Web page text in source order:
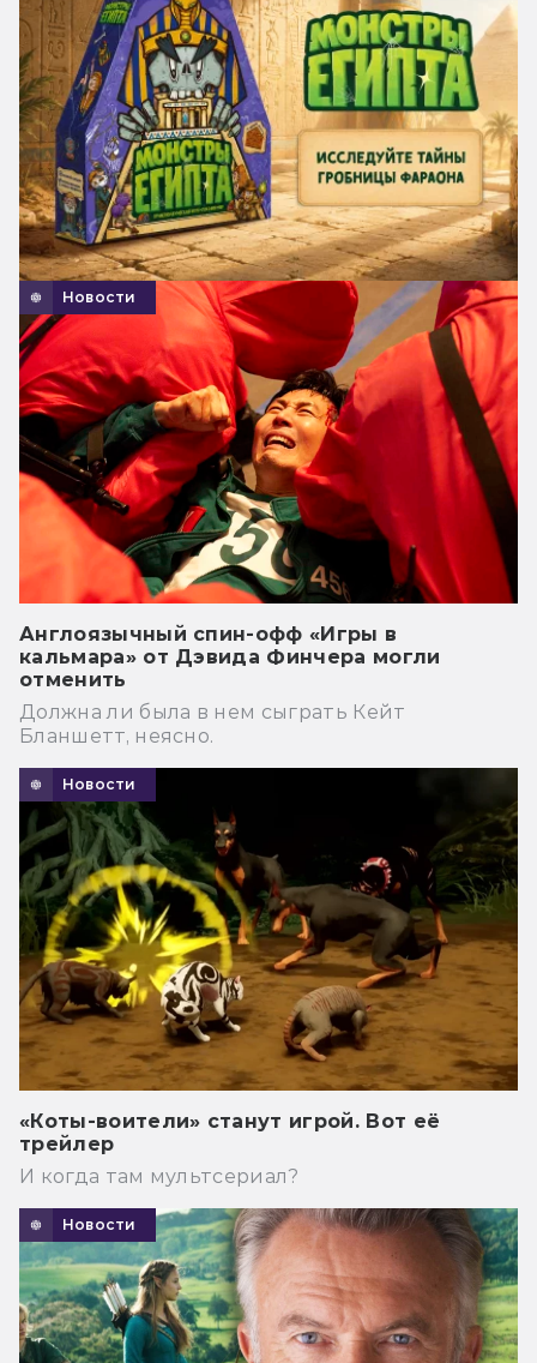
Новости
Англоязычный спин-офф «Игры в
кальмара» от Дэвида Финчера могли
отменить
Должна ли была в нем сыграть Кейт
Бланшетт, неясно.
Новости
«Коты-воители» станут игрой. Вот её
трейлер
И когда там мультсериал?
Новости